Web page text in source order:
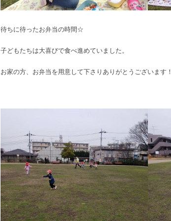
待ちに待ったお弁当の時間☆
子どもたちは大喜びで食べ進めていました。
お家の方、お弁当を用意して下さりありがとうございます！